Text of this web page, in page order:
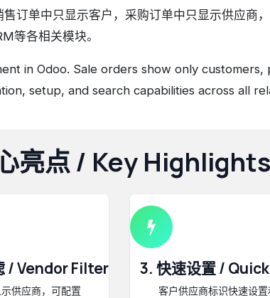
订单中只显示客户，采购订单中只显示供应商
等各相关模块。
in Odoo. Sale orders show only
setup, and search capabilities across all
亮点 / Key Highlights
/ Vendor Filter
供应商，可配置
3. 快速设置 /
客户供应商标识快速设